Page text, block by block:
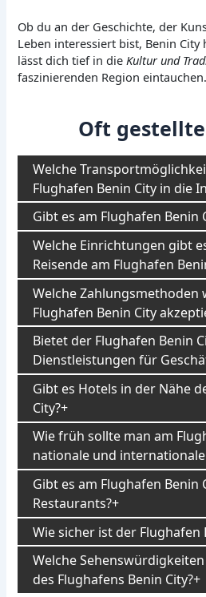
Ob du an der Geschichte, der
Leben interessiert bist, Benin
lässt dich tief in die Kultur und
faszinierenden Region eintauchen.
Oft
Welche
Flughafen Benin City in die
Gibt es am Flughafen Benin
Welche Einrichtungen gibt
Reisende am Flughafen
Welche Zahlungsmethoden
Flughafen Benin City
Bietet der Flughafen Benin
Dienstleistungen für
Gibt es Hotels in der Nähe
City?
Wie früh sollte man am
nationale und
Gibt es am Flughafen Benin
Restaurants?
Wie sicher ist der Flughafen
Welche
des Flughafens Benin City?